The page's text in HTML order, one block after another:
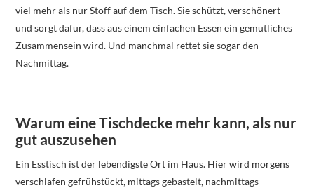
viel mehr als nur Stoff auf dem Tisch. Sie schützt, verschönert
und sorgt dafür, dass aus einem einfachen Essen ein gemütliches
Zusammensein wird. Und manchmal rettet sie sogar den
Nachmittag.
Warum eine Tischdecke mehr kann, als nur
gut auszusehen
Ein Esstisch ist der lebendigste Ort im Haus. Hier wird morgens
verschlafen gefrühstückt, mittags gebastelt, nachmittags